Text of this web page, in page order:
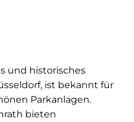
und historisches
ist bekannt für
Parkanlagen.
bieten